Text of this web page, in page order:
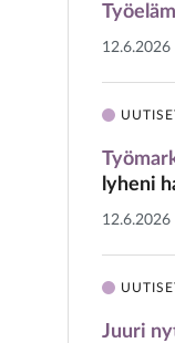
12.6.2026
lyheni
12.6.2026
Juuri